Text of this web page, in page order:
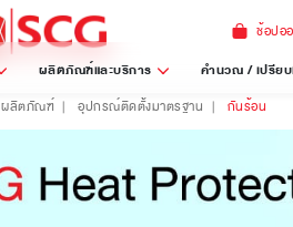
ช้อปอ
ผลิตภัณฑ์และบริการ คำนวณ / เปรีย
ผลิตภัณฑ์ | อุปกรณ์ติดตั้งมาตรฐาน | กันร้อน